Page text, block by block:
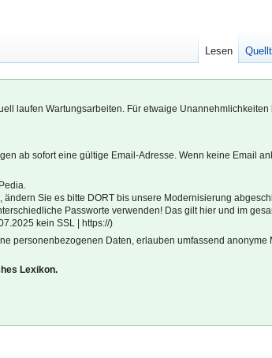
laufen Wartungsarbeiten. Für etwaige
ab sofort eine gültige Email-Adresse. Wenn keine Email
Sie es bitte DORT bis unsere Modernisierung
Passworte verwenden! Das gilt hier und im
kein SSL | https://)
personenbezogenen Daten, erlauben umfassend
Lexikon.
Lesen